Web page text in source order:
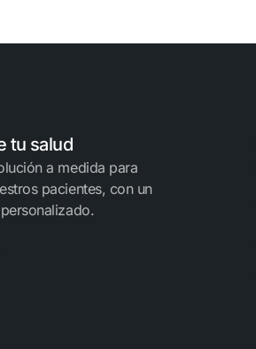
tu salud
a medida para
pacientes, con un